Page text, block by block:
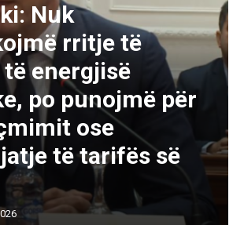
Nuk
rritje të
energjisë
po punojmë për
ose
të tarifës së